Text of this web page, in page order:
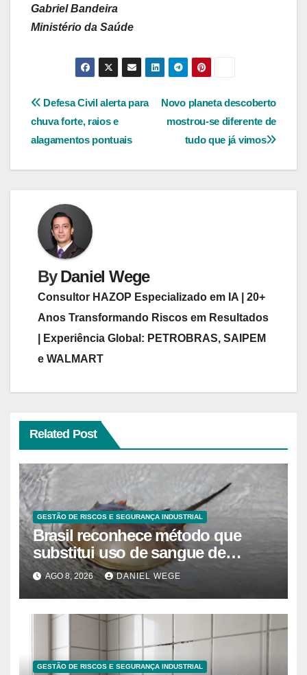
Gabriel Bandeira
Ministério da Saúde
Navegação
de
Novo planeta descoberto
mostrou-se diferente de
tudo que já vimos
Defesa Civil alerta para
chuva forte, raios e
alagamentos pontuais
ByDaniel Wege
Consultor HAZOP Especializado em IA | 20+
Anos Transformando Riscos em Resultados
| Experiência Global: PETROBRAS, SAIPEM
e WALMART
Related Post
GESTÃO DE RISCOS E SEGURANÇA INDUSTRIAL
Brasil reconhece método que
substitui uso de sangue de
caranguejo-ferradura em testes
farmacêuticos
AGO 8, 2026 DANIEL WEGE
GESTÃO DE RISCOS E SEGURANÇA INDUSTRIAL